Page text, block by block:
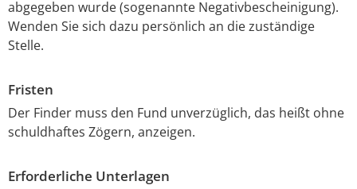
abgegeben wurde (sogenannte Negativbescheinigung).
Wenden Sie sich dazu persönlich an die zuständige
Stelle.
Fristen
Der Finder muss den Fund unverzüglich, das heißt ohne
schuldhaftes Zögern, anzeigen.
Erforderliche Unterlagen